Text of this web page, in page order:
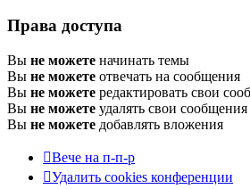
Права доступа
Вы не можете начинать темы
Вы не можете отвечать на сообщения
Вы не можете редактировать свои
Вы не можете удалять свои сообщения
Вы не можете добавлять вложения
Вече на п-п-р
Удалить cookies конференции